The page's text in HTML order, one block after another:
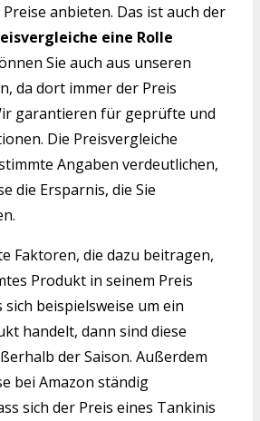
anbieten. Das ist auch der
eine Rolle
Sie auch aus unseren
da dort immer der Preis
garantieren für geprüfte und
Die Preisvergleiche
Angaben verdeutlichen,
die Ersparnis, die Sie
Faktoren, die dazu beitragen,
Produkt in seinem Preis
beispielsweise um ein
handelt, dann sind diese
der Saison. Außerdem
bei Amazon ständig
sich der Preis eines Tankinis